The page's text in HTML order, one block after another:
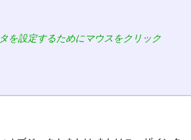
設定するためにマウスをクリック